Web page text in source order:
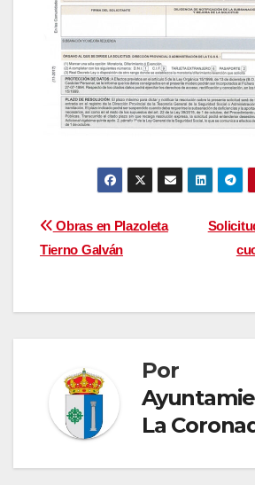
Navegación
de
entradas
Obras en Plazoleta
Tierno Galván
Por
La